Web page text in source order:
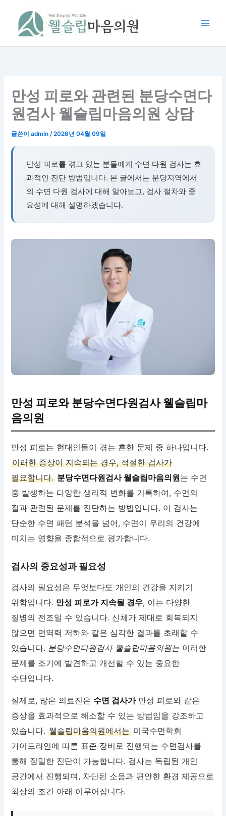
만성 피로와 관련된 분당수면다
원검사 웰슬립마음의원 상담
글쓴이admin/2026년 04월 09일
만성 피로를 겪고 있는 분들에게 수면 다원 검사는 효
과적인 진단 방법입니다. 본 글에서는 분당지역에서
의 수면 다원 검사에 대해 알아보고, 검사 절차와 중
요성에 대해 설명하겠습니다.
만성 피로와 분당수면다원검사 웰슬립마
음의원
만성 피로는 현대인들이 겪는 흔한 문제 중 하나입니다.
이러한 증상이 지속되는 경우, 적절한 검사가
필요합니다. 분당수면다원검사 웰슬립마음의원는 수면
중 발생하는 다양한 생리적 변화를 기록하여, 수면의
질과 관련된 문제를 진단하는 방법입니다. 이 검사는
단순한 수면 패턴 분석을 넘어, 수면이 우리의 건강에
미치는 영향을 종합적으로 평가합니다.
검사의 중요성과 필요성
검사의 필요성은 무엇보다도 개인의 건강을 지키기
위함입니다. 만성 피로가 지속될 경우, 이는 다양한
질병의 전조일 수 있습니다. 신체가 제대로 회복되지
않으면 면역력 저하와 같은 심각한 결과를 초래할 수
있습니다. 분당수면다원검사 웰슬립마음의원는 이러한
문제를 조기에 발견하고 개선할 수 있는 중요한
수단입니다.
실제로, 많은 의료진은 수면 검사가만성 피로와 같은
증상을 효과적으로 해소할 수 있는 방법임을 강조하고
있습니다.웰슬립마음의원에서는 미국수면학회
가이드라인에 따른 표준 장비로 진행되는 수면검사를
통해 정밀한 진단이 가능합니다. 검사는 독립된 개인
공간에서 진행되며, 차단된 소음과 편안한 환경 제공으로
최상의 조건 아래 이루어집니다.